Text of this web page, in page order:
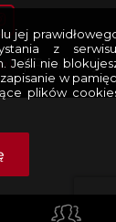
|Realizacja
jej
z
Jeśli nie
w
plików